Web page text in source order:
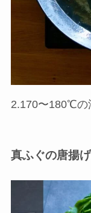
2.170〜180℃の
真ふぐの唐揚